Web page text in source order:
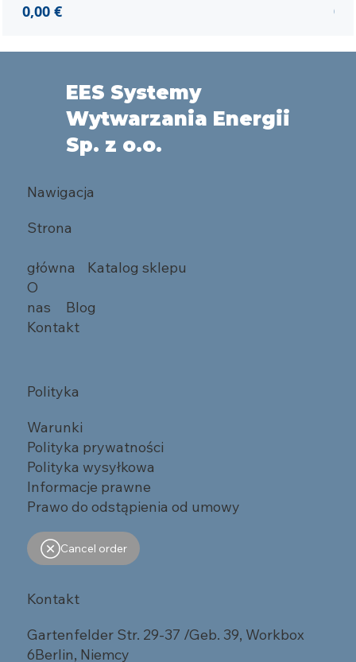
Cena
0,00 €
EES Systemy
Wytwarzania Energii
Sp. z o.o.
Nawigacja
Strona
główna
Katalog sklepu
O
nas
Blog
Kontakt
Polityka
Warunki
Polityka prywatności
Polityka wysyłkowa
Informacje prawne
Prawo do odstąpienia od umowy
Cancel order
Kontakt
Gartenfelder Str. 29-37 /Geb. 39, Workbox
6Berlin, Niemcy